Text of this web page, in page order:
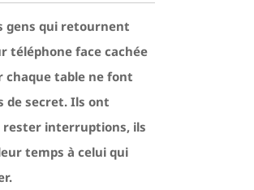
gens qui retournent
téléphone face cachée
chaque table ne font
de secret. Ils ont
rester interruptions, ils
temps à celui qui